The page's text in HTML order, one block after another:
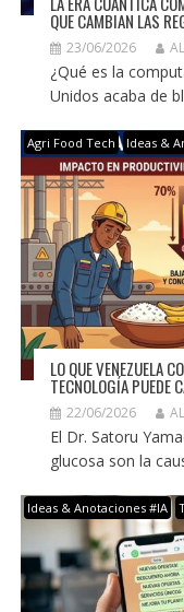
QUE CAMBIAN LAS
23/06/2026
¿Qué es la
Unidos acaba de
Agri Food Tech Ideas &
LO QUE VENEZUELA
TECNOLOGÍA PUEDE
22/06/2026
El Dr. Satoru
glucosa son la
Ideas & Anotaciones #IA